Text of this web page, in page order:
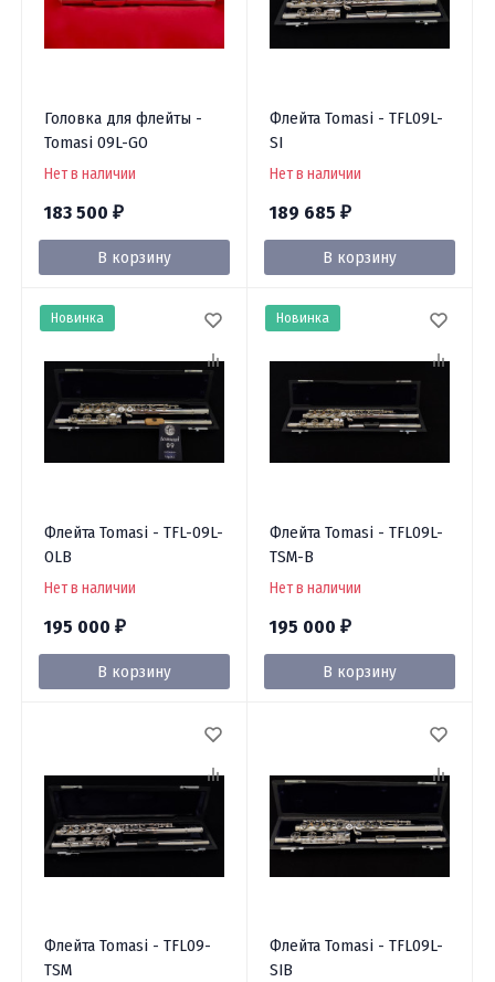
Головка для флейты -
Tomasi 09L-GO
Нет в наличии
183 500 ₽
В корзину
Флейта Tomasi - TFL09L-
SI
Нет в наличии
189 685 ₽
В корзину
Флейта Tomasi - TFL-09L-
OLB
Нет в наличии
195 000 ₽
В корзину
Новинка
Флейта Tomasi - TFL09L-
TSM-B
Нет в наличии
195 000 ₽
В корзину
Новинка
Флейта Tomasi - TFL09-
TSM
Флейта Tomasi - TFL09L-
SIB